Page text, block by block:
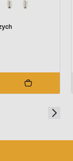
grzewczych